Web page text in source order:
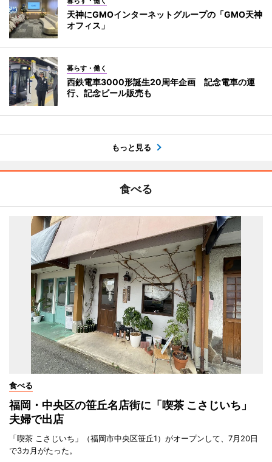
天神にGMOインターネットグループの「GMO天神
オフィス」
暮らす・働く
西鉄電車3000形誕生20周年企画 記念電車の運
行、記念ビール販売も
もっと見る
食べる
食べる
福岡・中央区の笹丘名店街に「喫茶 こさじいち」
夫婦で出店
「喫茶 こさじいち」（福岡市中央区笹丘1）がオープンして、7月20日
で3カ月がたった。